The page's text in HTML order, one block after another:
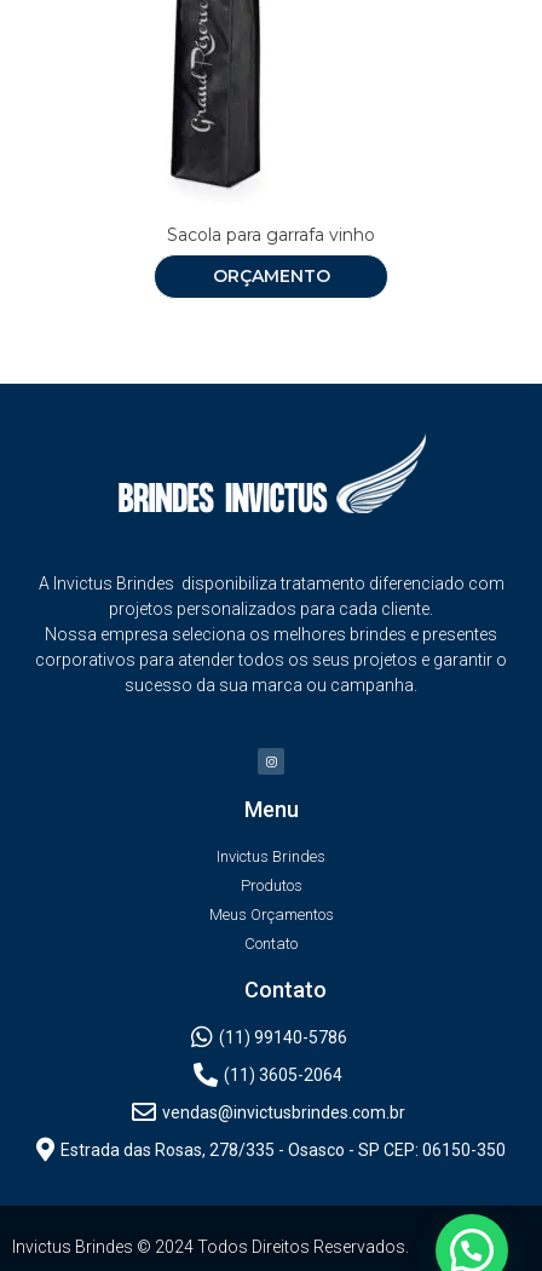
Sacola para garrafa vinho
ORÇAMENTO
A Invictus Brindes disponibiliza tratamento diferenciado com
projetos personalizados para cada cliente.
Nossa empresa seleciona os melhores brindes e presentes
corporativos para atender todos os seus projetos e garantir o
sucesso da sua marca ou campanha.
Menu
Invictus Brindes
Produtos
Meus Orçamentos
Contato
Contato
(11) 99140-5786
(11) 3605-2064
vendas@invictusbrindes.com.br
Estrada das Rosas, 278/335 - Osasco - SP CEP: 06150-350
Invictus Brindes © 2024 Todos Direitos Reservados.